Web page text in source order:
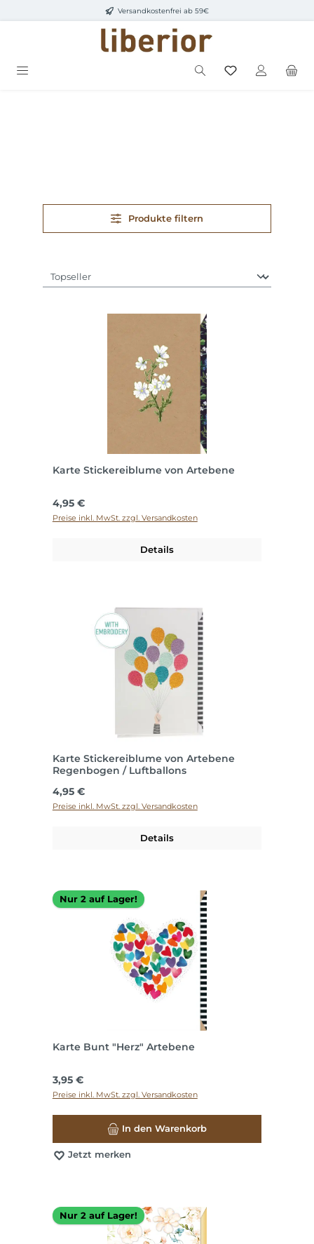
Zum Hauptinhalt springenVersandkostenfrei ab 59€
Produkte filtern
Karte Stickereiblume von Artebene
Regulärer Preis:
4,95 €
Preise inkl. MwSt. zzgl. Versandkosten
Details
Karte Stickereiblume von Artebene
Regenbogen / Luftballons
Regulärer Preis:
4,95 €
Preise inkl. MwSt. zzgl. Versandkosten
Details
Nur 2 auf Lager!
Karte Bunt "Herz" Artebene
Regulärer Preis:
3,95 €
Preise inkl. MwSt. zzgl. Versandkosten
In den Warenkorb
Jetzt merken
Nur 2 auf Lager!